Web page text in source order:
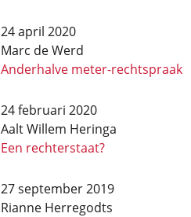
24 april 2020
Marc de Werd
Anderhalve meter-rechtspraak
24 februari 2020
Aalt Willem Heringa
Een rechterstaat?
27 september 2019
Rianne Herregodts